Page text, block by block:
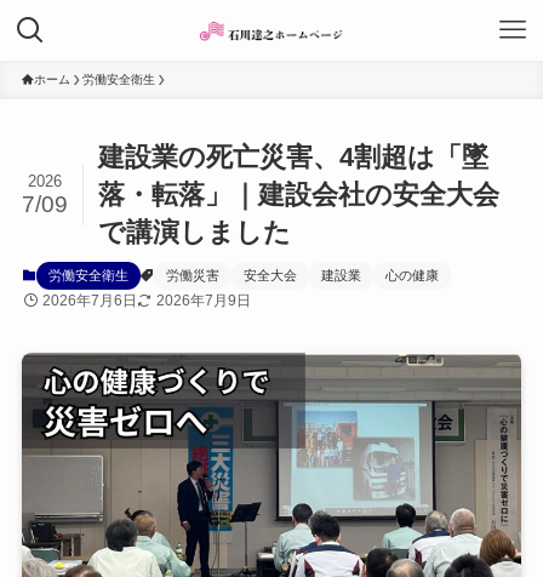
ホーム 労働安全衛生
建設業の死亡災害、4割超は「墜
落・転落」｜建設会社の安全大会
で講演しました
2026
7/09
労働安全衛生 労働災害 安全大会 建設業 心の健康
2026年7月6日 2026年7月9日